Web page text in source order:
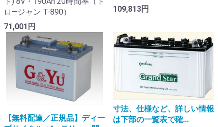
ロ―ジャン T-890）
71,001円
109,813円
【無料配達／正規品】ディー
寸法、仕様など、詳しい情報
は下部の一覧表で確...